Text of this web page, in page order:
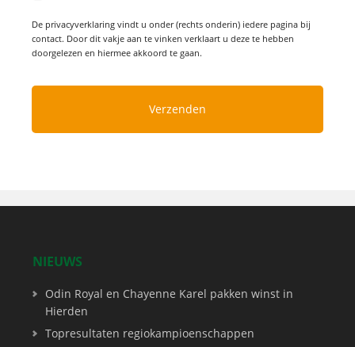
De privacyverklaring vindt u onder (rechts onderin) iedere pagina bij
contact. Door dit vakje aan te vinken verklaart u deze te hebben
doorgelezen en hiermee akkoord te gaan.
NIEUWS
Odin Royal en Chayenne Karel pakken winst in
Hierden
Topresultaten regiokampioenschappen